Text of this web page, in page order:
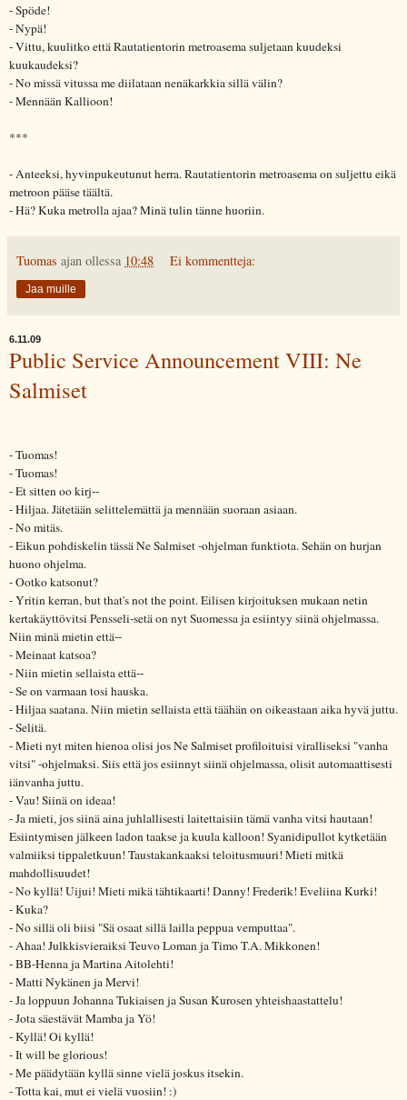
- Spöde!
- Nypä!
- Vittu, kuulitko että Rautatientorin metroasema suljetaan kuudeksi
kuukaudeksi?
- No missä vitussa me diilataan nenäkarkkia sillä välin?
- Mennään Kallioon!
***
- Anteeksi, hyvinpukeutunut herra. Rautatientorin metroasema on suljettu eikä
metroon pääse täältä.
- Hä? Kuka metrolla ajaa? Minä tulin tänne huoriin.
Tuomas ajan ollessa 10:48 Ei kommentteja:
Jaa muille
6.11.09
Public Service Announcement VIII: Ne
Salmiset
- Tuomas!
- Tuomas!
- Et sitten oo kirj--
- Hiljaa. Jätetään selittelemättä ja mennään suoraan asiaan.
- No mitäs.
- Eikun pohdiskelin tässä Ne Salmiset -ohjelman funktiota. Sehän on hurjan
huono ohjelma.
- Ootko katsonut?
- Yritin kerran, but that's not the point. Eilisen kirjoituksen mukaan netin
kertakäyttövitsi Pensseli-setä on nyt Suomessa ja esiintyy siinä ohjelmassa.
Niin minä mietin että--
- Meinaat katsoa?
- Niin mietin sellaista että--
- Se on varmaan tosi hauska.
- Hiljaa saatana. Niin mietin sellaista että täähän on oikeastaan aika hyvä juttu.
- Selitä.
- Mieti nyt miten hienoa olisi jos Ne Salmiset profiloituisi viralliseksi "vanha
vitsi" -ohjelmaksi. Siis että jos esiinnyt siinä ohjelmassa, olisit automaattisesti
iänvanha juttu.
- Vau! Siinä on ideaa!
- Ja mieti, jos siinä aina juhlallisesti laitettaisiin tämä vanha vitsi hautaan!
Esiintymisen jälkeen ladon taakse ja kuula kalloon! Syanidipullot kytketään
valmiiksi tippaletkuun! Taustakankaaksi teloitusmuuri! Mieti mitkä
mahdollisuudet!
- No kyllä! Uijui! Mieti mikä tähtikaarti! Danny! Frederik! Eveliina Kurki!
- Kuka?
- No sillä oli biisi "Sä osaat sillä lailla peppua vemputtaa".
- Ahaa! Julkkisvieraiksi Teuvo Loman ja Timo T.A. Mikkonen!
- BB-Henna ja Martina Aitolehti!
- Matti Nykänen ja Mervi!
- Ja loppuun Johanna Tukiaisen ja Susan Kurosen yhteishaastattelu!
- Jota säestävät Mamba ja Yö!
- Kyllä! Oi kyllä!
- It will be glorious!
- Me päädytään kyllä sinne vielä joskus itsekin.
- Totta kai, mut ei vielä vuosiin! :)